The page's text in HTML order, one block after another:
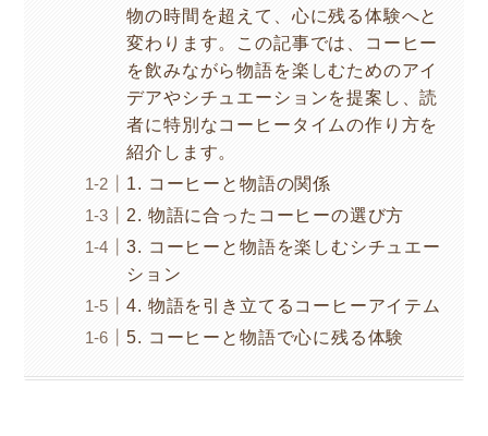
物の時間を超えて、心に残る体験へと
変わります。この記事では、コーヒー
を飲みながら物語を楽しむためのアイ
デアやシチュエーションを提案し、読
者に特別なコーヒータイムの作り方を
紹介します。
1. コーヒーと物語の関係
2. 物語に合ったコーヒーの選び方
3. コーヒーと物語を楽しむシチュエー
ション
4. 物語を引き立てるコーヒーアイテム
5. コーヒーと物語で心に残る体験